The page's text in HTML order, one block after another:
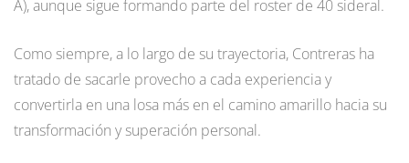
A), aunque sigue formando parte del roster de 40 sideral.
Como siempre, a lo largo de su trayectoria, Contreras ha
tratado de sacarle provecho a cada experiencia y
convertirla en una losa más en el camino amarillo hacia su
transformación y superación personal.